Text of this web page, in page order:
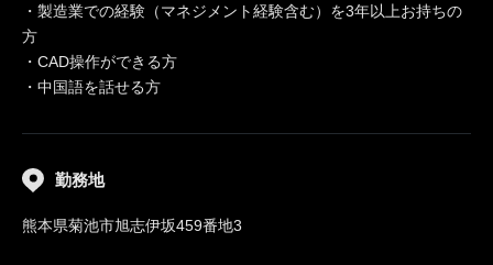
・製造業での経験（マネジメント経験含む）を3年以上お持ちの
方
・CAD操作ができる方
・中国語を話せる方
勤務地
熊本県菊池市旭志伊坂459番地3